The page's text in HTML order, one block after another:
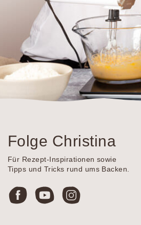
Folge Christina
Für Rezept-Inspirationen sowie
Tipps und Tricks rund ums Backen.